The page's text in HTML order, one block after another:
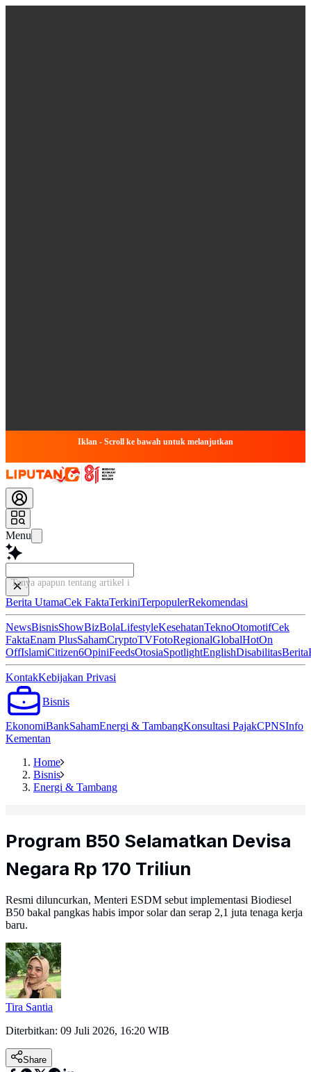
Iklan - Scroll ke bawah untuk melanjutkan
Menu
Tanya apapun tentang artikel ini...
Berita UtamaCek FaktaTerkiniTerpopulerRekomendasi
NewsBisnisShowBizBolaLifestyleKesehatanTeknoOtomotifCek
FaktaEnam PlusSahamCryptoTVFotoRegionalGlobalHotOn
OffIslamiCitizen6OpiniFeedsOtosiaSpotlightEnglishDisabilitasBerita
KontakKebijakan Privasi
Bisnis
EkonomiBankSahamEnergi & TambangKonsultasi PajakCPNSInfo
Kementan
Home
Bisnis
Energi & Tambang
Program B50 Selamatkan Devisa
Negara Rp 170 Triliun
Resmi diluncurkan, Menteri ESDM sebut implementasi Biodiesel
B50 bakal pangkas habis impor solar dan serap 2,1 juta tenaga kerja
baru.
Tira Santia
Diterbitkan: 09 Juli 2026, 16:20 WIB
Share